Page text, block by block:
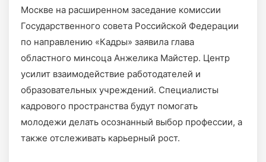
Москве на расширенном заседание комиссии
Государственного совета Российской Федерации
по направлению «Кадры» заявила глава
областного минсоца Анжелика Майстер. Центр
усилит взаимодействие работодателей и
образовательных учреждений. Специалисты
кадрового пространства будут помогать
молодежи делать осознанный выбор профессии, а
также отслеживать карьерный рост.